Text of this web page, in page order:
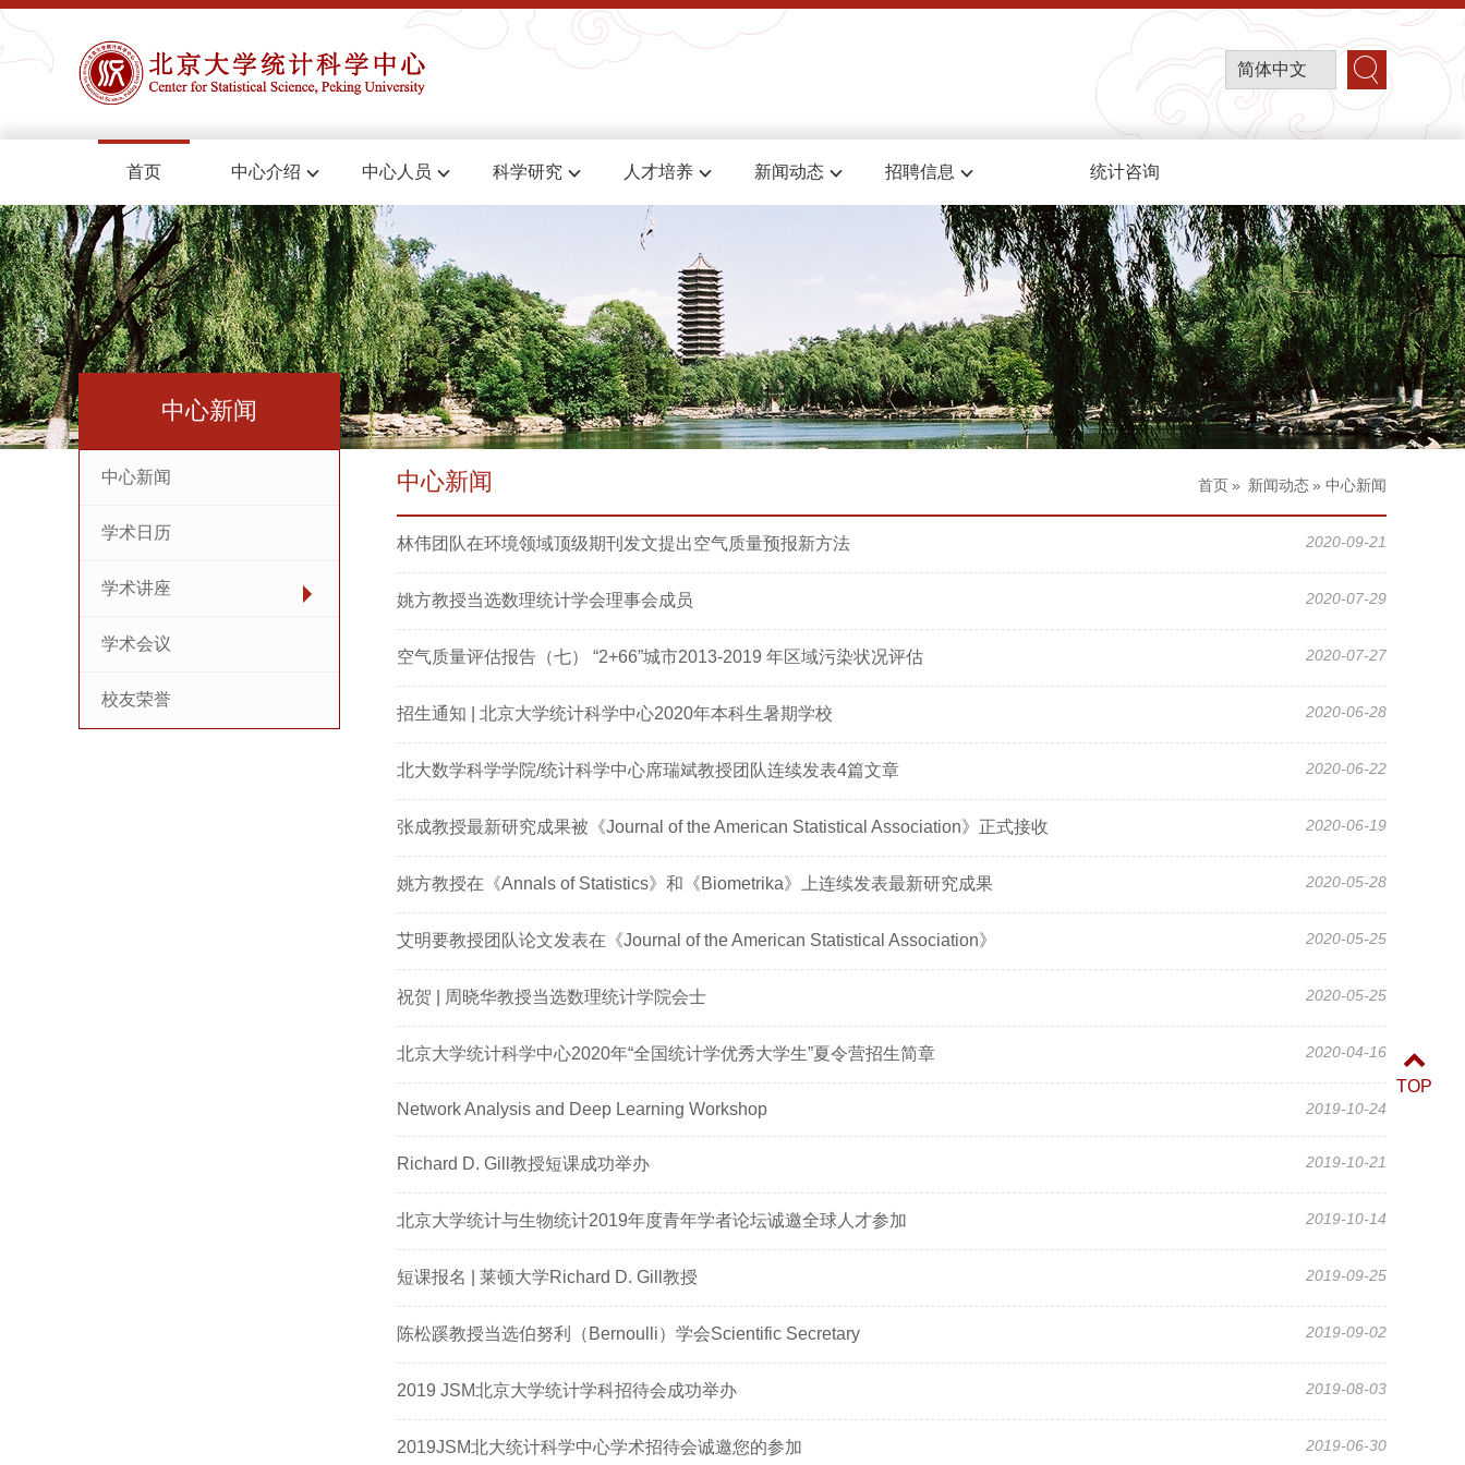
简体中文
首页 中心介绍 中心人员 科学研究 人才培养 新闻动态 招聘信息 统计咨询
中心新闻
中心新闻
学术日历
学术讲座
学术会议
校友荣誉
首页» 新闻动态» 中心新闻
中心新闻
2020-09-21
林伟团队在环境领域顶级期刊发文提出空气质量预报新方法
2020-07-29
姚方教授当选数理统计学会理事会成员
2020-07-27
空气质量评估报告（七） “2+66”城市2013-2019 年区域污染状况评估
2020-06-28
招生通知 | 北京大学统计科学中心2020年本科生暑期学校
2020-06-22
北大数学科学学院/统计科学中心席瑞斌教授团队连续发表4篇文章
2020-06-19
张成教授最新研究成果被《Journal of the American Statistical Association》正式接收
2020-05-28
姚方教授在《Annals of Statistics》和《Biometrika》上连续发表最新研究成果
2020-05-25
艾明要教授团队论文发表在《Journal of the American Statistical Association》
2020-05-25
祝贺 | 周晓华教授当选数理统计学院会士
2020-04-16
北京大学统计科学中心2020年“全国统计学优秀大学生”夏令营招生简章
2019-10-24
Network Analysis and Deep Learning Workshop
2019-10-21
Richard D. Gill教授短课成功举办
2019-10-14
北京大学统计与生物统计2019年度青年学者论坛诚邀全球人才参加
2019-09-25
短课报名 | 莱顿大学Richard D. Gill教授
2019-09-02
陈松蹊教授当选伯努利（Bernoulli）学会Scientific Secretary
2019-08-03
2019 JSM北京大学统计学科招待会成功举办
2019-06-30
2019JSM北大统计科学中心学术招待会诚邀您的参加
TOP